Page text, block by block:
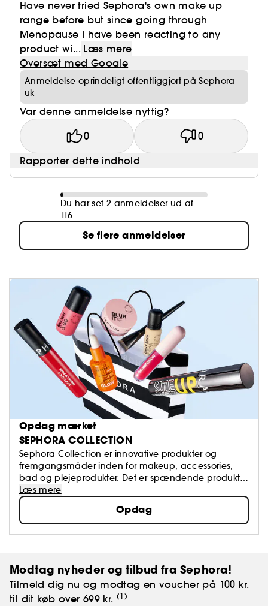
Have never tried Sephora's own make up
range before but since going through
Menopause I have been reacting to any
product wi... Læs mere
Oversæt med Google
Anmeldelse oprindeligt offentliggjort på Sephora-
uk
Var denne anmeldelse nyttig?
0 0
Rapporter dette indhold
Du har set 2 anmeldelser ud af
116
Se flere anmeldelser
Opdag mærket
SEPHORA COLLECTION
Sephora Collection er innovative produkter og
fremgangsmåder inden for makeup, accessories,
bad og plejeprodukter. Det er spændende produkter
som er på forkant med udviklingen inden for alt
beauty, og der er altid tale om kvalitetsvarer.
Læs mere
Opdag
Modtag nyheder og tilbud fra Sephora!
Tilmeld dig nu og modtag en voucher på 100 kr.
til dit køb over 699 kr. (1)